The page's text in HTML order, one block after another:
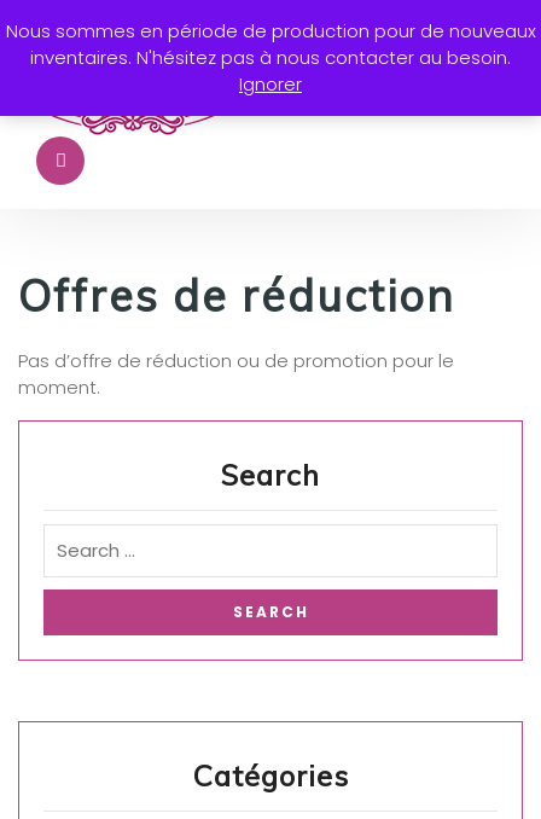
Offres de réduction
Pas d’offre de réduction ou de promotion pour le
moment.
Search
Catégories
Nous sommes en période de production pour de nouveaux
inventaires. N'hésitez pas à nous contacter au besoin.
Ignorer